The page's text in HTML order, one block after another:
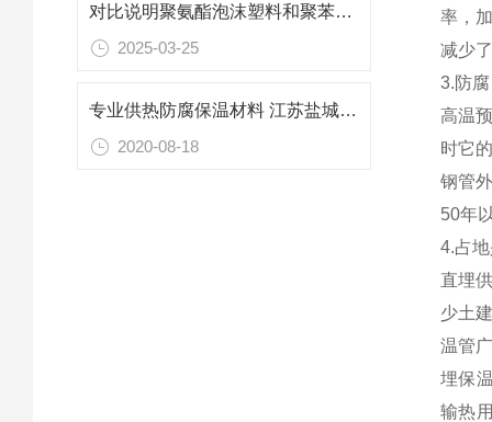
对比说明聚氨酯泡沫塑料和聚苯乙烯泡沫塑料的优缺点
2025-03-25
专业供热防腐保温材料 江苏盐城聚氨酯保温管生产厂家
2020-08-18
率，
减少
3.防
高温
时它
钢管
50年
4.占
直埋
少土
温管
埋保
输热